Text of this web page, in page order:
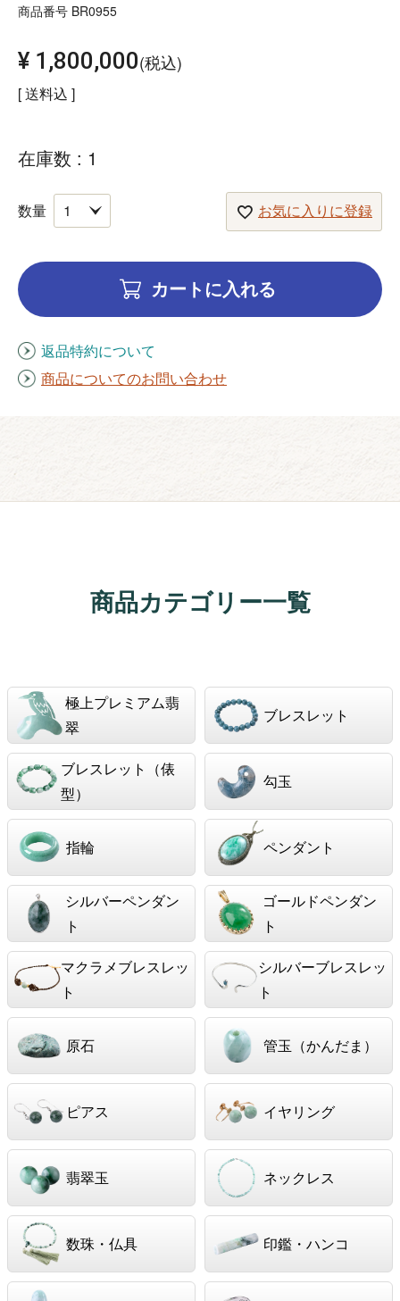
商品番号 BR0955
¥ 1,800,000 税込
送料込
在庫数 1
お気に入りに登録
カートに入れる
返品特約について
商品についてのお問い合わせ
商品カテゴリー一覧
極上プレミアム翡
翠
ブレスレット
ブレスレット（俵
型）
勾玉
指輪 ペンダント
シルバーペンダン
ト
ゴールドペンダン
ト
マクラメブレスレッ
ト
シルバーブレスレッ
ト
原石 管玉（かんだま）
ピアス イヤリング
翡翠玉 ネックレス
数珠・仏具 印鑑・ハンコ